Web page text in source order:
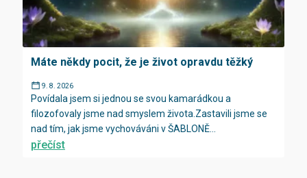
Máte někdy pocit, že je život opravdu těžký
9. 8. 2026
Povídala jsem si jednou se svou kamarádkou a
filozofovaly jsme nad smyslem života.Zastavili jsme se
nad tím, jak jsme vychováváni v ŠABLONĚ...
přečíst